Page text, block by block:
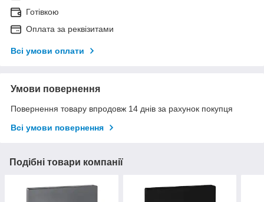
Готівкою
Оплата за реквізитами
Всі умови оплати
Умови повернення
Повернення товару впродовж 14 днів за рахунок покупця
Всі умови повернення
Подібні товари компанії